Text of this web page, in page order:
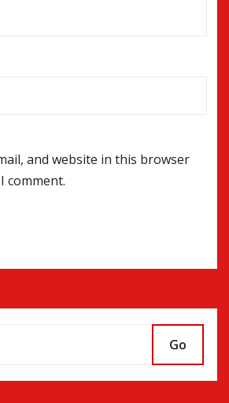
and website in this browser
comment.
Go